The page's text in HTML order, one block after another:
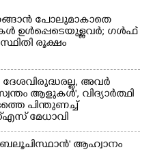
പോലുമാകാതെ
ഉൾപ്പെടെയുള്ളവർ; ഗൾഫ്
രൂക്ഷം
അവർ
ആളുകൾ', വിദ്യാർത്ഥി
പിന്തുണച്ച്
മേധാവി
ബലൂചിസ്ഥാൻ' ആഹ്വാനം